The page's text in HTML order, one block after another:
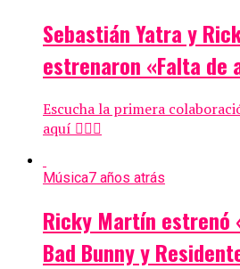
Sebastián Yatra y
estrenaron «Falta de
Escucha la primera
aquí 👇🏼🎶
Música7 años atrás
Ricky Martín estrenó
Bad Bunny y